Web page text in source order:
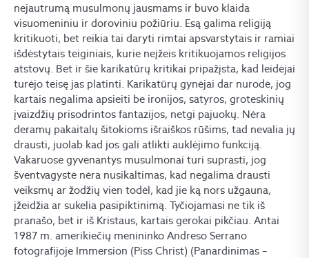
nejautrumą musulmonų jausmams ir buvo klaida
visuomeniniu ir doroviniu požiūriu. Esą galima religiją
kritikuoti, bet reikia tai daryti rimtai apsvarstytais ir ramiai
išdėstytais teiginiais, kurie neįžeis kritikuojamos religijos
atstovų. Bet ir šie karikatūrų kritikai pripažįsta, kad leidėjai
turėjo teisę jas platinti. Karikatūrų gynėjai dar nurodė, jog
kartais negalima apsieiti be ironijos, satyros, groteskinių
įvaizdžių prisodrintos fantazijos, netgi pajuokų. Nėra
deramų pakaitalų šitokioms išraiškos rūšims, tad nevalia jų
drausti, juolab kad jos gali atlikti auklėjimo funkciją.
Vakaruose gyvenantys musulmonai turi suprasti, jog
šventvagystė nėra nusikaltimas, kad negalima drausti
veiksmų ar žodžių vien todėl, kad jie ką nors užgauna,
įžeidžia ar sukelia pasipiktinimą. Tyčiojamasi ne tik iš
pranašo, bet ir iš Kristaus, kartais gerokai pikčiau. Antai
1987 m. amerikiečių menininko Andreso Serrano
fotografijoje Immersion (Piss Christ) (Panardinimas –